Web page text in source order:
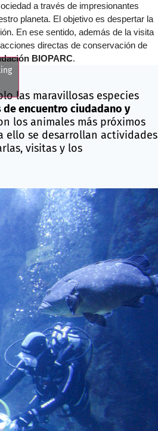
a través de impresionantes
planeta. El objetivo es despertar la
En ese sentido, además de la visita
directas de conservación de
BIOPARC.
las maravillosas especies
encuentro ciudadano y
los animales más próximos
se desarrollan actividades
visitas y los